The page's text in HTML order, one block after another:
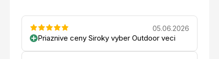
05.06.2026
Priaznive ceny Siroky vyber Outdoor veci